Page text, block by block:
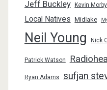
Jeff Buckley Kevin Morby
Local Natives Midlake
Neil Young Nick
Patrick Watson
Ryan Adams sufjan